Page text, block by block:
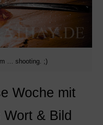
… shooting. ;)
Woche mit
& Bild